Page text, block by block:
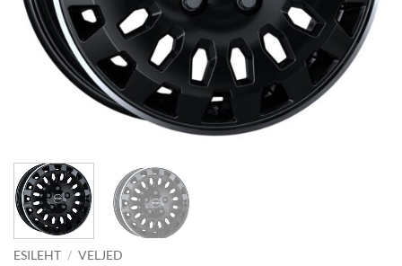
ESILEHT / VELJED